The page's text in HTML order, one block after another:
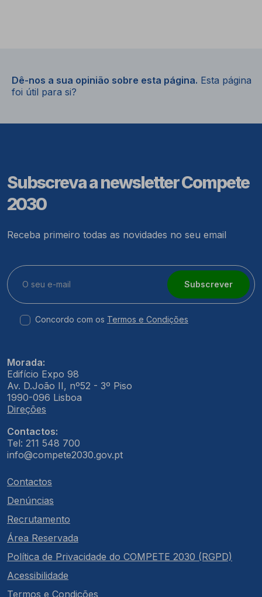
Dê-nos a sua opinião sobre esta página. Esta página
foi útil para si?
Subscreva a newsletter Compete
2030
Receba primeiro todas as novidades no seu email
Subscrever
Concordo com os Termos e Condições
Morada:
Edifício Expo 98
Av. D.João II, nº52 - 3º Piso
1990-096 Lisboa
Direções
Contactos:
Tel: 211 548 700
info@compete2030.gov.pt
Contactos
Denúncias
Recrutamento
Área Reservada
Política de Privacidade do COMPETE 2030 (RGPD)
Acessibilidade
Termos e Condições